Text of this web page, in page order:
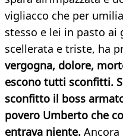
vigliacco che per
stesso e lei in pasto ai
scellerata e triste, ha
vergogna, dolore,
escono tutti sconfitti.
sconfitto il boss
povero Umberto che
entrava niente.